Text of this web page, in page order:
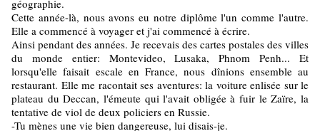
géographie.
Cette année-là, nous avons eu notre diplôme l'un comme l'autre.
Elle a commencé à voyager et j'ai commencé à écrire.
Ainsi pendant des années. Je recevais des cartes postales des villes
du monde entier: Montevideo, Lusaka, Phnom Penh... Et
lorsqu'elle faisait escale en France, nous dînions ensemble au
restaurant. Elle me racontait ses aventures: la voiture enlisée sur le
plateau du Deccan, l'émeute qui l'avait obligée à fuir le Zaïre, la
tentative de viol de deux policiers en Russie.
-Tu mènes une vie bien dangereuse, lui disais-je.